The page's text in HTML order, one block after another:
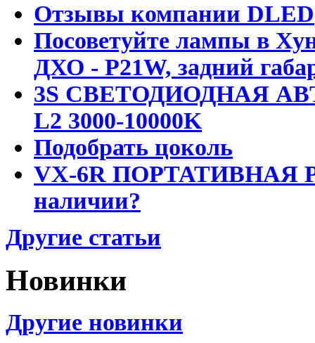
Отзывы компании DLED
Посоветуйте лампы в
ДХО - P21W, задний
3S СВЕТОДИОДНАЯ
L2 3000-10000K
Подобрать цоколь
VX-6R ПОРТАТИВНАЯ
наличии?
Другие статьи
Новинки
Другие новинки